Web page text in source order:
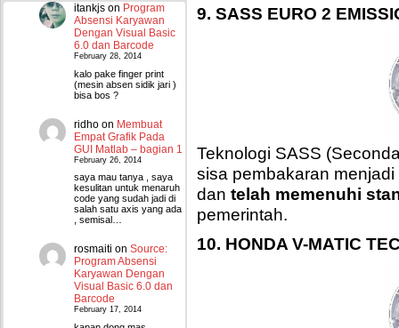
itankjs on Program
Absensi Karyawan
Dengan Visual Basic
6.0 dan Barcode
February 28, 2014
kalo pake finger print
(mesin absen sidik jari )
bisa bos ?
ridho on Membuat
Empat Grafik Pada
GUI Matlab – bagian 1
February 26, 2014
saya mau tanya , saya
kesulitan untuk menaruh
code yang sudah jadi di
salah satu axis yang ada
, semisal…
rosmaiti on Source:
Program Absensi
Karyawan Dengan
Visual Basic 6.0 dan
Barcode
February 17, 2014
9. SASS EURO 2
Teknologi SASS
sisa pembakaran
dan telah memenuhi
pemerintah.
10. HONDA V-MATIC